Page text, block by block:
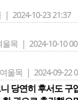
| 2024-10-23 21:37
울목 | 2024-10-10
여울목 | 2024-09-22
당연히 후서도 구